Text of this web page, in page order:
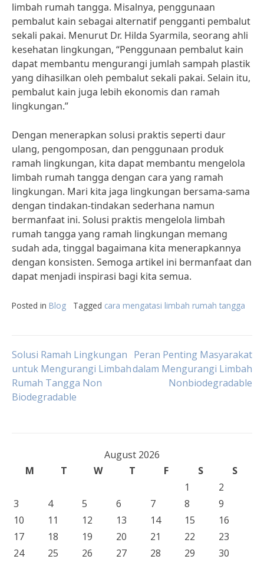
limbah rumah tangga. Misalnya, penggunaan
pembalut kain sebagai alternatif pengganti pembalut
sekali pakai. Menurut Dr. Hilda Syarmila, seorang ahli
kesehatan lingkungan, “Penggunaan pembalut kain
dapat membantu mengurangi jumlah sampah plastik
yang dihasilkan oleh pembalut sekali pakai. Selain itu,
pembalut kain juga lebih ekonomis dan ramah
lingkungan.”
Dengan menerapkan solusi praktis seperti daur
ulang, pengomposan, dan penggunaan produk
ramah lingkungan, kita dapat membantu mengelola
limbah rumah tangga dengan cara yang ramah
lingkungan. Mari kita jaga lingkungan bersama-sama
dengan tindakan-tindakan sederhana namun
bermanfaat ini. Solusi praktis mengelola limbah
rumah tangga yang ramah lingkungan memang
sudah ada, tinggal bagaimana kita menerapkannya
dengan konsisten. Semoga artikel ini bermanfaat dan
dapat menjadi inspirasi bagi kita semua.
Posted in Blog Tagged cara mengatasi limbah rumah tangga
Post
navigation
Solusi Ramah Lingkungan
untuk Mengurangi Limbah
Rumah Tangga Non
Biodegradable
Peran Penting Masyarakat
dalam Mengurangi Limbah
Nonbiodegradable
August 2026
M
T W T F S
S
1
2
3
4 5 6 7 8
9
10
11 12 13 14 15
16
17
18 19 20 21 22
23
24
25 26 27 28 29
30